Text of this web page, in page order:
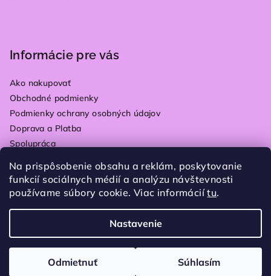
Na prispôsobenie obsahu a reklám, poskytovanie
funkcií sociálnych médií a analýzu návštevnosti
používame súbory cookie. Viac informáciítu.
Nastavenie
Odmietnuť Súhlasím
Informácie pre vás
Ako nakupovať
Obchodné podmienky
Podmienky ochrany osobných údajov
Doprava a Platba
Spolupráca
Vrátenie tovaru
Blog
Upraviť nastavenie cookies